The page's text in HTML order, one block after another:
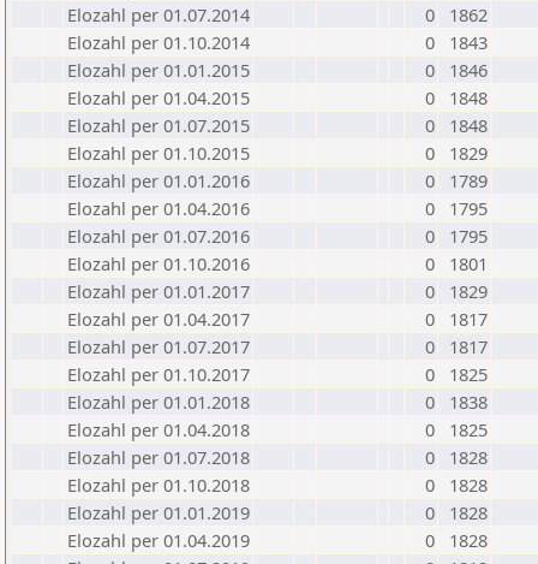
Elozahl per 01.07.2014
0
1862
Elozahl per 01.10.2014
0
1843
Elozahl per 01.01.2015
0
1846
Elozahl per 01.04.2015
0
1848
Elozahl per 01.07.2015
0
1848
Elozahl per 01.10.2015
0
1829
Elozahl per 01.01.2016
0
1789
Elozahl per 01.04.2016
0
1795
Elozahl per 01.07.2016
0
1795
Elozahl per 01.10.2016
0
1801
Elozahl per 01.01.2017
0
1829
Elozahl per 01.04.2017
0
1817
Elozahl per 01.07.2017
0
1817
Elozahl per 01.10.2017
0
1825
Elozahl per 01.01.2018
0
1838
Elozahl per 01.04.2018
0
1825
Elozahl per 01.07.2018
0
1828
Elozahl per 01.10.2018
0
1828
Elozahl per 01.01.2019
0
1828
Elozahl per 01.04.2019
0
1828